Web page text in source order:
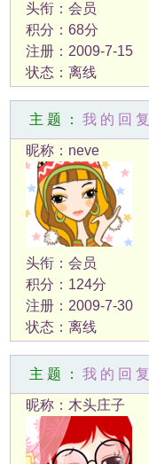
头衔：会员
积分：68分
注册：2009-7-15
状态：离线
主题： 我的回
昵称：neve
头衔：会员
积分：124分
注册：2009-7-30
状态：离线
主题： 我的回
昵称：木头庄子